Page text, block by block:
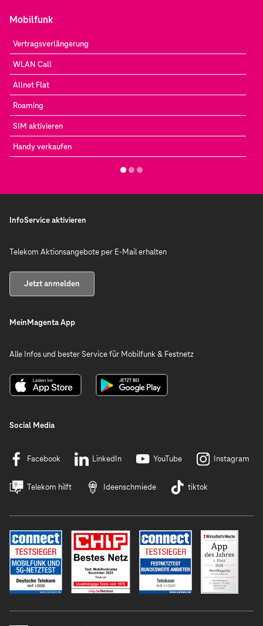
Mobilfunk
Vertragsverlängerung
WLAN Call
Allnet Flat
Roaming
SIM aktivieren
Handy verkaufen
InfoService aktivieren
Telekom Aktionsangebote per E-Mail erhalten
Jetzt anmelden
MeinMagenta App
Alle Infos und bester Service für Mobilfunk & Festnetz
Social Media
Facebook LinkedIn YouTube Instagram
Telekom hilft Ideenschmiede tiktok